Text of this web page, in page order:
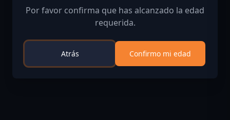
Por favor confirma que has alcanzado la edad
requerida.
Atrás Confirmo mi edad